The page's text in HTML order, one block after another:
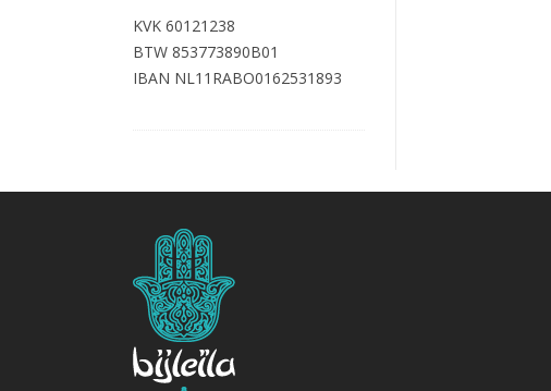
KVK 60121238
BTW 853773890B01
IBAN NL11RABO0162531893